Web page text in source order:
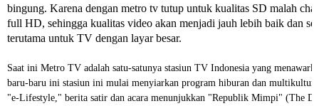
bingung. Karena dengan metro tv tutup untuk kualitas SD malah
full HD, sehingga kualitas video akan menjadi jauh lebih baik dan
terutama untuk TV dengan layar besar.
Saat ini Metro TV adalah satu-satunya stasiun TV Indonesia yang
baru-baru ini stasiun ini mulai menyiarkan program hiburan dan
"e-Lifestyle," berita satir dan acara menunjukkan "Republik Mimpi" (The